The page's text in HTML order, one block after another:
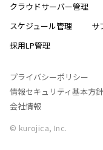
クラウドサーバー管理
スケジュール管理
サ
採用LP管理
プライバシーポリシー
情報セキュリティ基本方針
会社情報
© kurojica, Inc.